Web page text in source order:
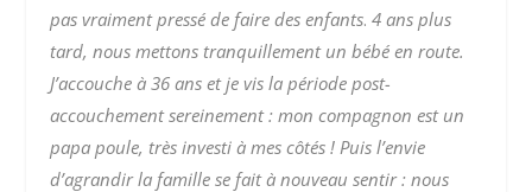
pas vraiment pressé de faire des enfants.4 ans plus
tard, nous mettons tranquillement un bébé en route.
J’accouche à 36 ans et je vis la période post-
accouchement sereinement : mon compagnon est un
papa poule, très investi à mes côtés ! Puis l’envie
d’agrandir la famille se fait à nouveau sentir : nous